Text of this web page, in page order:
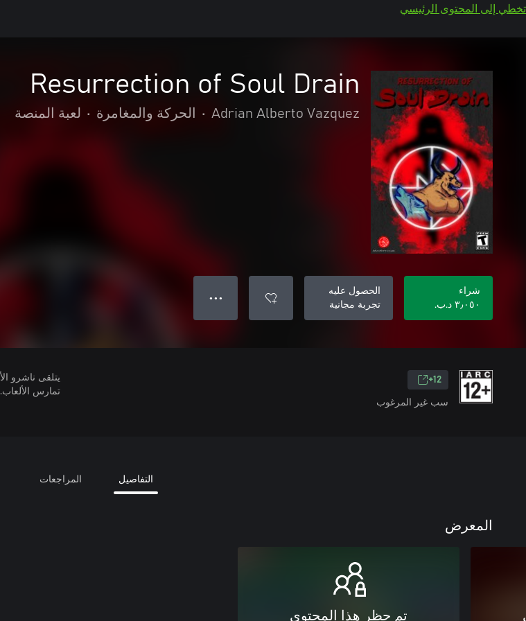
تخطي إلى المحتوى الرئيسي
Resurrection of Soul Drain
Adrian Alberto Vazquez
• الحركة والمغامرة • لعبة المنصة
شراء
٣٫٠٥٠ د.ب.‏
الحصول عليه
تجربة مجانية
● ● ●
12+
سب غير المرغوب
تمارس الألعاب.
التفاصيل المراجعات
المعرض
تم حظر هذا المحتوى